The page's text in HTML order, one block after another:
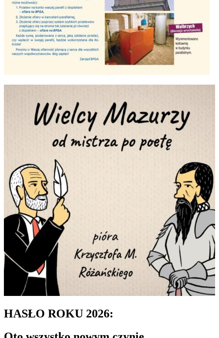
HASŁO ROKU 2026: